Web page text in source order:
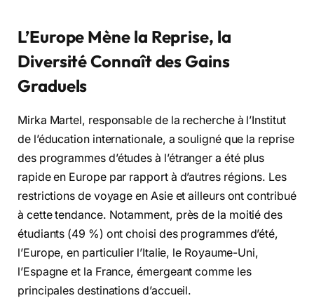
L’Europe Mène la Reprise, la
Diversité Connaît des Gains
Graduels
Mirka Martel, responsable de la recherche à l’Institut
de l’éducation internationale, a souligné que la reprise
des programmes d’études à l’étranger a été plus
rapide en Europe par rapport à d’autres régions. Les
restrictions de voyage en Asie et ailleurs ont contribué
à cette tendance. Notamment, près de la moitié des
étudiants (49 %) ont choisi des programmes d’été,
l’Europe, en particulier l’Italie, le Royaume-Uni,
l’Espagne et la France, émergeant comme les
principales destinations d’accueil.